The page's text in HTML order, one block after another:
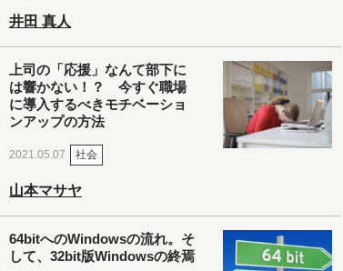
井田 真人
上司の「応援」なんて部下に
は響かない！？ 今すぐ職場
に導入するべきモチベーショ
ンアップの方法
2021.05.07 社会
山本マサヤ
64bitへのWindowsの流れ。そ
して、32bit版Windowsの終焉